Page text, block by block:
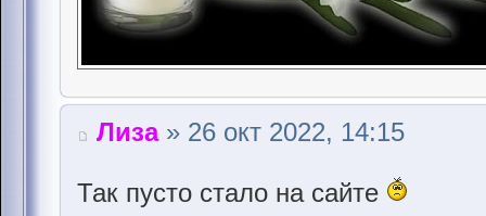
Лиза» 26 окт 2022, 14:15
Так пусто стало на сайте